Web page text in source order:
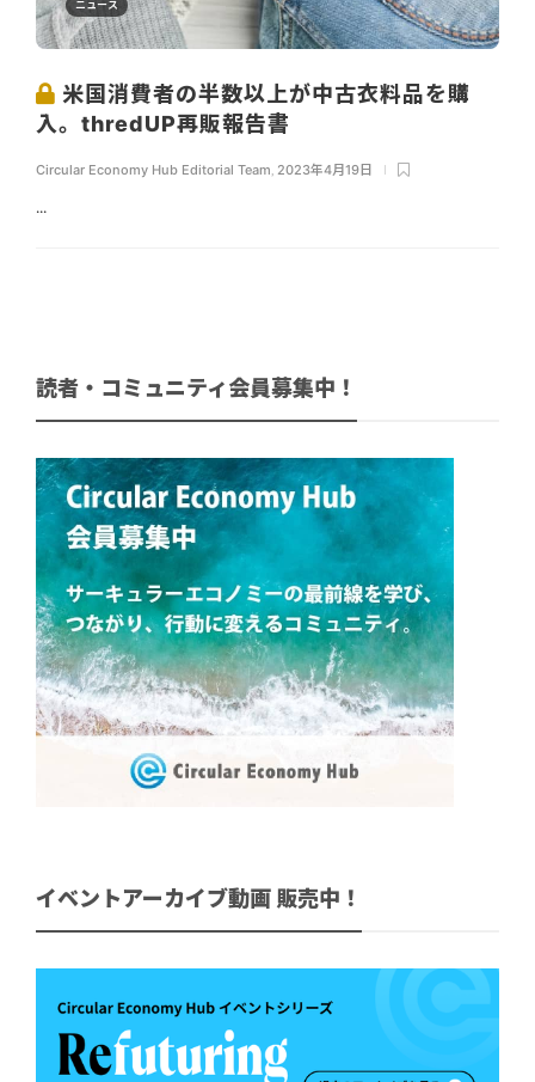
ニュース
米国消費者の半数以上が中古衣料品を購
入。thredUP再販報告書
Circular Economy Hub Editorial Team 2023年4月19日
...
読者・コミュニティ会員募集中！
イベントアーカイブ動画 販売中！